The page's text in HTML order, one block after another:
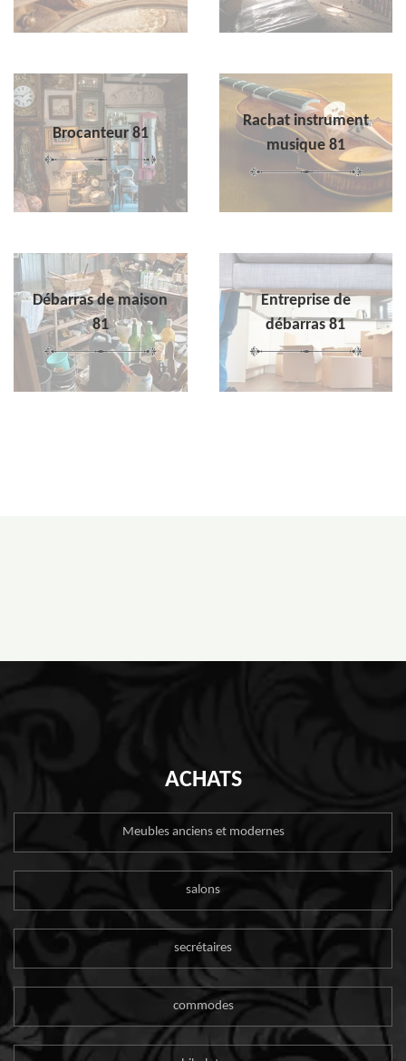
Brocanteur 81
Rachat instrument
musique 81
Débarras de maison
81
Entreprise de
débarras 81
ACHATS
Meubles anciens et modernes
salons
secrétaires
commodes